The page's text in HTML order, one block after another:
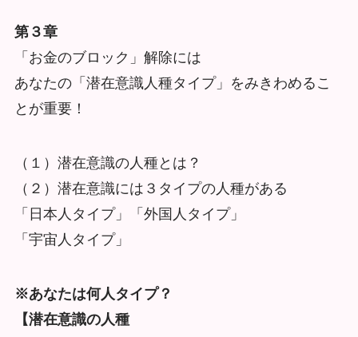
第３章
「お金のブロック」解除には
あなたの「潜在意識人種タイプ」をみきわめるこ
とが重要！
（１）潜在意識の人種とは？
（２）潜在意識には３タイプの人種がある
「日本人タイプ」「外国人タイプ」
「宇宙人タイプ」
※あなたは何人タイプ？
【潜在意識の人種